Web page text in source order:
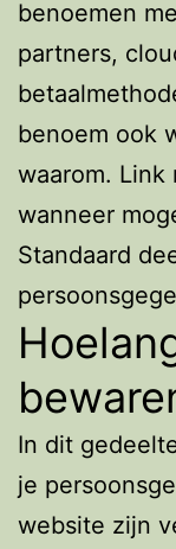
benoemen
partners,
benoem ook
waarom. Link
wanneer
Standaard
In dit
je
website zijn